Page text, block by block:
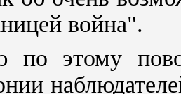
война".
по этому